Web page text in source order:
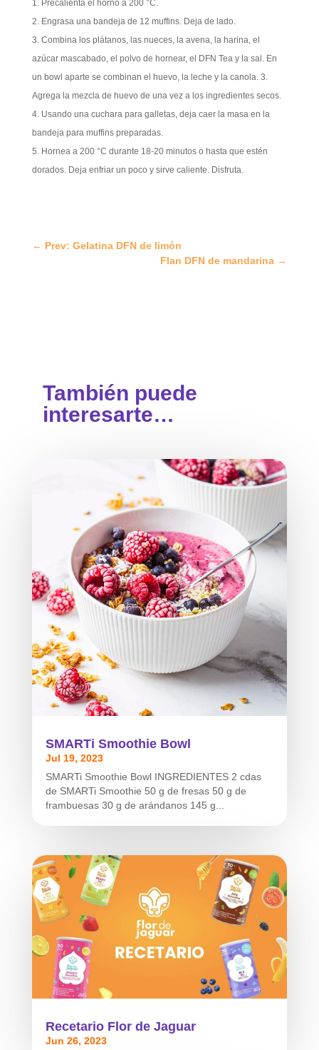
Precalienta el horno a 200 °C.
Engrasa una bandeja de 12 muffins. Deja de lado.
Combina los plátanos, las nueces, la avena, la harina, el
azúcar mascabado, el polvo de hornear, el DFN Tea y la sal. En
un bowl aparte se combinan el huevo, la leche y la canola. 3.
Agrega la mezcla de huevo de una vez a los ingredientes secos.
Usando una cuchara para galletas, deja caer la masa en la
bandeja para muffins preparadas.
Hornea a 200 °C durante 18-20 minutos o hasta que estén
dorados. Deja enfriar un poco y sirve caliente. Disfruta.
← Prev: Gelatina DFN de limón
Flan DFN de mandarina →
También puede
interesarte…
SMARTi Smoothie Bowl
Jul 19, 2023
SMARTi Smoothie Bowl INGREDIENTES 2 cdas
de SMARTi Smoothie 50 g de fresas 50 g de
frambuesas 30 g de arándanos 145 g...
Recetario Flor de Jaguar
Jun 26, 2023